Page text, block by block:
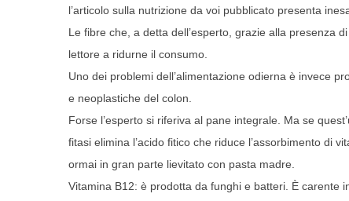
l’articolo sulla nutrizione da voi pubblicato presenta
Le fibre che, a detta dell’esperto, grazie alla presenza
lettore a ridurne il consumo.
Uno dei problemi dell’alimentazione odierna è invece
e neoplastiche del colon.
Forse l’esperto si riferiva al pane integrale. Ma se
fitasi elimina l’acido fitico che riduce l’assorbimento di
ormai in gran parte lievitato con pasta madre.
Vitamina B12: è prodotta da funghi e batteri. È carente